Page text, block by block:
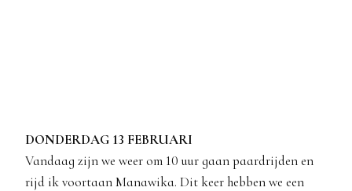
DONDERDAG 13 FEBRUARI
Vandaag zijn we weer om 10 uur gaan paardrijden en
rijd ik voortaan Manawika. Dit keer hebben we een